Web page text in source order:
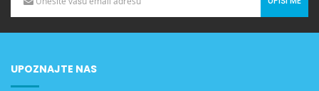
UPOZNAJTE NAS